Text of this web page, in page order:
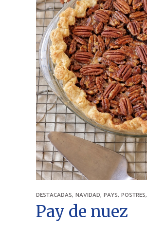
DESTACADAS, NAVIDAD, PAYS, POSTRES,
Pay de nuez